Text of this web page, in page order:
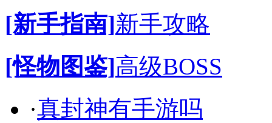
[新手指南]新手攻略
[怪物图鉴]高级BOSS
·真封神有手游吗